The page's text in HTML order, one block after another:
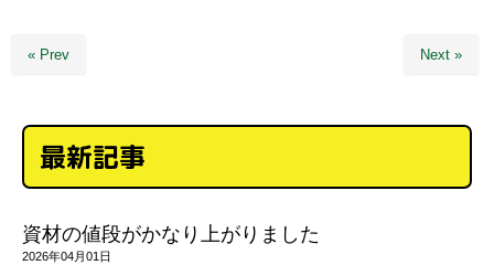
« Prev Next »
最新記事
資材の値段がかなり上がりました
2026年04月01日